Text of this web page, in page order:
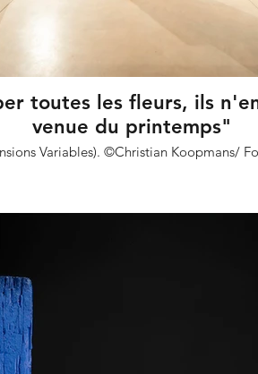
toutes les fleurs, ils
venue du printemps"
Variables). ©Christian Koopmans/